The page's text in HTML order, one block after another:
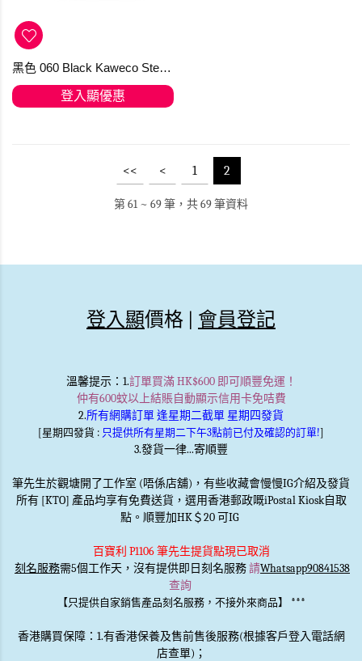
黑色 060 Black Kaweco Steel Nib PVD DLC鍍層技術筆尖
登入顯優惠
<< < 1 2
第 61 ~ 69 筆，共 69 筆資料
登入顯價格 | 會員登記
溫馨提示：1.訂單買滿 HK$600 即可順豐免運！
仲有600蚊以上結賬自動顯示信用卡免咭費
2.所有網購訂單 逢星期二截單 星期四發貨
[星期四發貨 : 只提供所有星期二下午3點前已付及確認的訂單!]
3.發貨一律...寄順豐
筆先生於觀塘開了工作室 (唔係店舖)，有些收藏會慢慢IG介紹及發貨
所有 [KTO] 產品均享有免費送貨，選用香港郵政嘅iPostal Kiosk自取
點。順豐加HK＄20 可IG
百寶利 P1106 筆先生提貨點現已取消
刻名服務需5個工作天，沒有提供即日刻名服務請Whatsapp90841538
查詢
【只提供自家銷售產品刻名服務，不接外來商品】 ***
香港購買保障：1.有香港保養及售前售後服務(根據客戶登入電話網
店查單)；